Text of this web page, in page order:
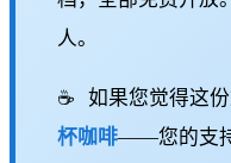
人。
☕ 如果您觉得这
杯咖啡——您的支